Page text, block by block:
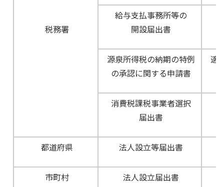
税務署
給与支払事務所等の
開設届出書
源泉所得税の納期の特例
の承認に関する申請書
適
消費税課税事業者選択
届出書
都道府県 法人設立等届出書
市町村 法人設立届出書